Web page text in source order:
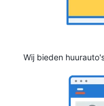
Wij bieden